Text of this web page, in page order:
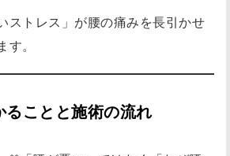
ストレス」が腰の痛みを長引かせ
。
ることと施術の流れ